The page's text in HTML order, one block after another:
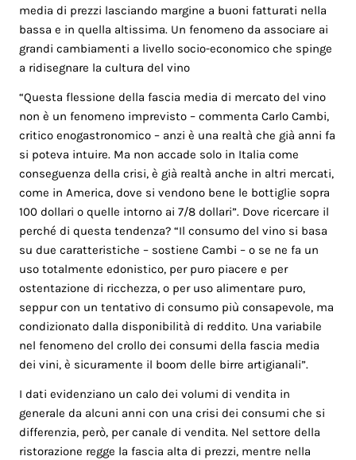
media di prezzi lasciando margine a buoni fatturati nella
bassa e in quella altissima. Un fenomeno da associare ai
grandi cambiamenti a livello socio-economico che spinge
a ridisegnare la cultura del vino
“Questa flessione della fascia media di mercato del vino
non è un fenomeno imprevisto – commenta Carlo Cambi,
critico enogastronomico – anzi è una realtà che già anni fa
si poteva intuire. Ma non accade solo in Italia come
conseguenza della crisi, è già realtà anche in altri mercati,
come in America, dove si vendono bene le bottiglie sopra
100 dollari o quelle intorno ai 7/8 dollari”. Dove ricercare il
perché di questa tendenza? “Il consumo del vino si basa
su due caratteristiche – sostiene Cambi – o se ne fa un
uso totalmente edonistico, per puro piacere e per
ostentazione di ricchezza, o per uso alimentare puro,
seppur con un tentativo di consumo più consapevole, ma
condizionato dalla disponibilità di reddito. Una variabile
nel fenomeno del crollo dei consumi della fascia media
dei vini, è sicuramente il boom delle birre artigianali”.
I dati evidenziano un calo dei volumi di vendita in
generale da alcuni anni con una crisi dei consumi che si
differenzia, però, per canale di vendita. Nel settore della
ristorazione regge la fascia alta di prezzi, mentre nella